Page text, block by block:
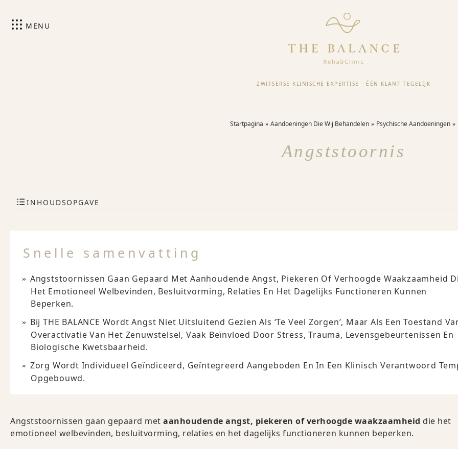
MENU
ZWITSERSE KLINISCHE EXPERTISE · ÉÉN KLANT TEGELIJK
Startpagina Aandoeningen Die Wij Behandelen Psychische Aandoeningen
Angststoornis
INHOUDSOPGAVE
Snelle samenvatting
Angststoornissen Gaan Gepaard Met Aanhoudende Angst, Piekeren Of Verhoogde Waakzaamheid
Het Emotioneel Welbevinden, Besluitvorming, Relaties En Het Dagelijks Functioneren Kunnen
Beperken.
Bij THE BALANCE Wordt Angst Niet Uitsluitend Gezien Als ‘te Veel Zorgen’, Maar Als Een Toestand
Overactivatie Van Het Zenuwstelsel, Vaak Beïnvloed Door Stress, Trauma, Levensgebeurtenissen En
Biologische Kwetsbaarheid.
Zorg Wordt Individueel Geïndiceerd, Geïntegreerd Aangeboden En In Een Klinisch Verantwoord
Opgebouwd.
Angststoornissen gaan gepaard met aanhoudende angst, piekeren of verhoogde waakzaamheid die het
emotioneel welbevinden, besluitvorming, relaties en het dagelijks functioneren kunnen beperken.